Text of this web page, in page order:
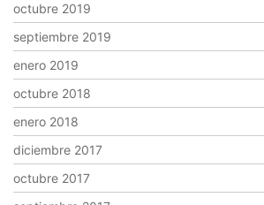
octubre 2019
septiembre 2019
enero 2019
octubre 2018
enero 2018
diciembre 2017
octubre 2017